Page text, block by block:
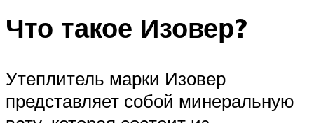
Что такое Изовер?
Утеплитель марки Изовер
представляет собой минеральную